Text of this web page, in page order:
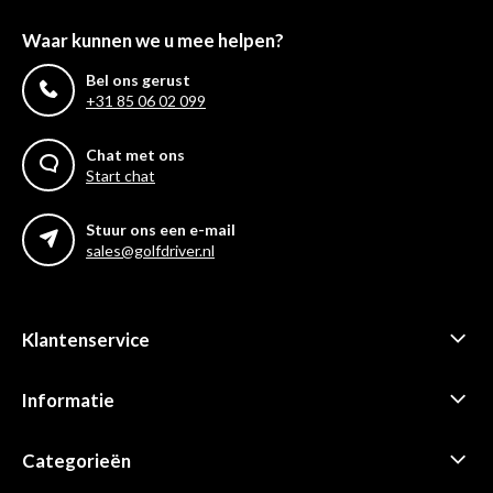
Waar kunnen we u mee helpen?
Bel ons gerust
+31 85 06 02 099
Chat met ons
Start chat
Stuur ons een e-mail
sales@golfdriver.nl
Klantenservice
Informatie
Categorieën